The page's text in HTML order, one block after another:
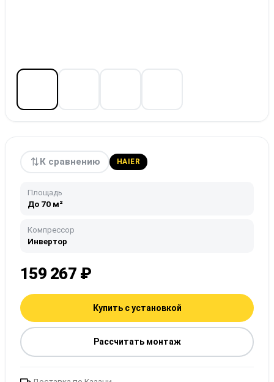
К сравнению HAIER
Площадь
До 70 м²
Компрессор
Инвертор
159 267 ₽
Купить с установкой
Рассчитать монтаж